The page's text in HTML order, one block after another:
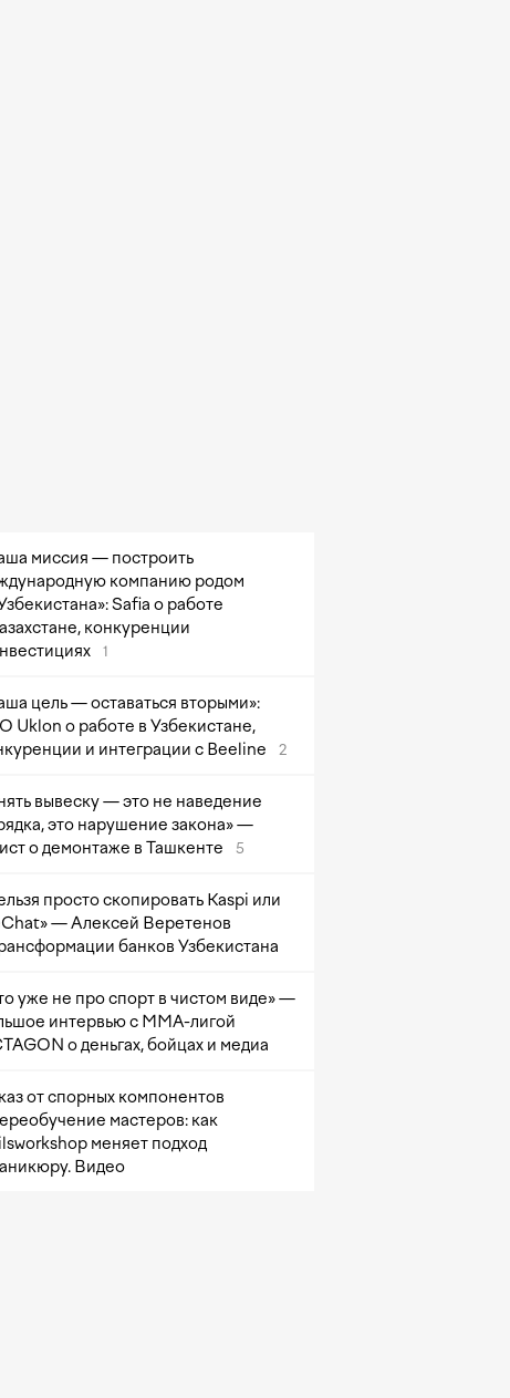
миссия — построить
компанию родом
Safia о работе
конкуренции
1
цель — оставаться вторыми»:
Uklon о работе в Узбекистане,
и интеграции с Beeline
2
вывеску — это не наведение
это нарушение закона» —
о демонтаже в Ташкенте
5
просто скопировать Kaspi или
— Алексей Веретенов
банков Узбекистана
уже не про спорт в чистом виде» —
интервью с ММА-лигой
о деньгах, бойцах и медиа
от спорных компонентов
мастеров: как
меняет подход
Видео